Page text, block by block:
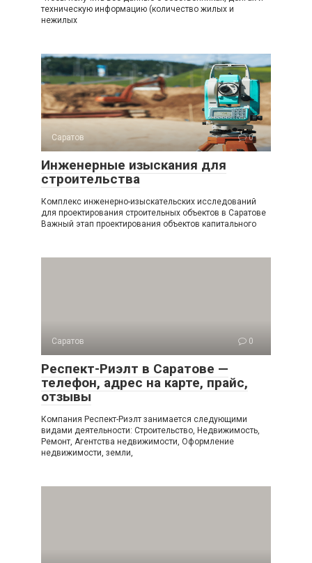
техническую информацию (количество жилых и
нежилых
Саратов 0
Инженерные изыскания для
строительства
Комплекс инженерно-изыскательских исследований
для проектирования строительных объектов в Саратове
Важный этап проектирования объектов капитального
Саратов 0
Респект-Риэлт в Саратове —
телефон, адрес на карте, прайс,
отзывы
Компания Респект-Риэлт занимается следующими
видами деятельности: Строительство, Недвижимость,
Ремонт, Агентства недвижимости, Оформление
недвижимости, земли,